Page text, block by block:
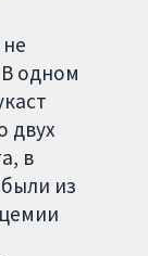
одном
двух
в
из